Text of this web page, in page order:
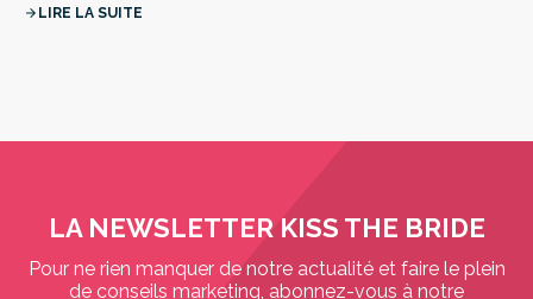
arrow_forward LIRE LA SUITE
LA NEWSLETTER KISS THE BRIDE
Pour ne rien manquer de notre actualité et faire le plein
de conseils marketing, abonnez-vous à notre